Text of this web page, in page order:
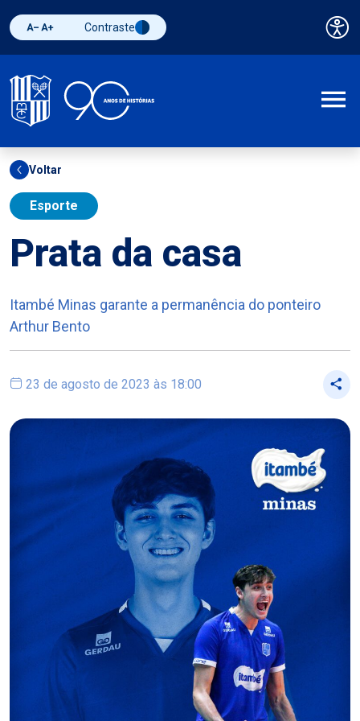
Diminuir fonte
Aumentar fonteAlternar contraste
Contraste
Voltar
Esporte
Prata da casa
Itambé Minas garante a permanência do ponteiro
Arthur Bento
23 de agosto de 2023 às 18:00